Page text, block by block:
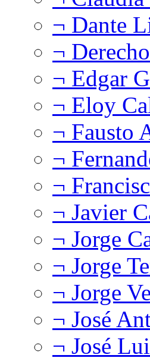
¬ Dante
¬
¬ Edgar
¬ Eloy
¬ Fausto
¬
¬
¬ Javier
¬ Jorge
¬ Jorge
¬ Jorge
¬ José
¬ José